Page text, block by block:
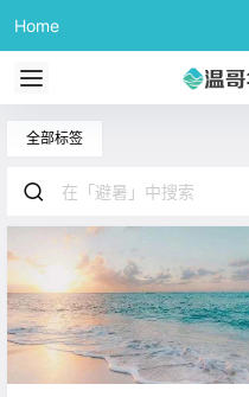
Home
全部标签